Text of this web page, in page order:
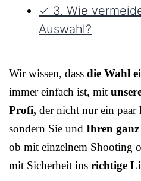
✓ 3. Wie
Auswahl?
Wir wissen, dass die Wahl
immer einfach ist, mit
Profi, der nicht nur ein paar
sondern Sie und Ihren ganz
ob mit einzelnem Shooting
mit Sicherheit ins richtige